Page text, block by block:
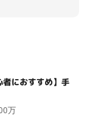
におすすめ】手
万